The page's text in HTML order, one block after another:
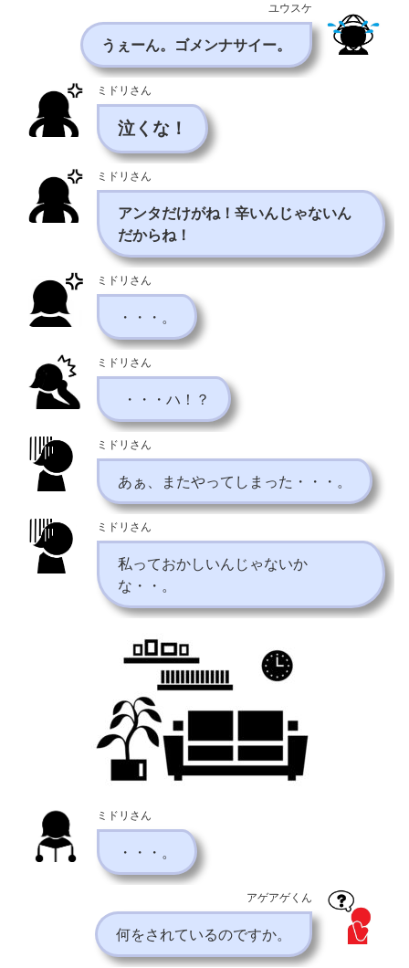
ユウスケ
うぇーん。ゴメンナサイー。
ミドリさん
泣くな！
ミドリさん
アンタだけがね！辛いんじゃないん
だからね！
ミドリさん
・・・。
ミドリさん
・・・ハ！？
ミドリさん
あぁ、またやってしまった・・・。
ミドリさん
私っておかしいんじゃないか
な・・。
ミドリさん
・・・。
アゲアゲくん
何をされているのですか。